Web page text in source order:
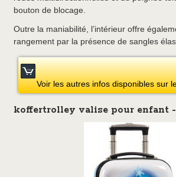
bouton de blocage.
Outre la maniabilité, l’intérieur offre
rangement par la présence de sangles
Voir les autres infos disponibles sur
koffertrolley valise pour enfant